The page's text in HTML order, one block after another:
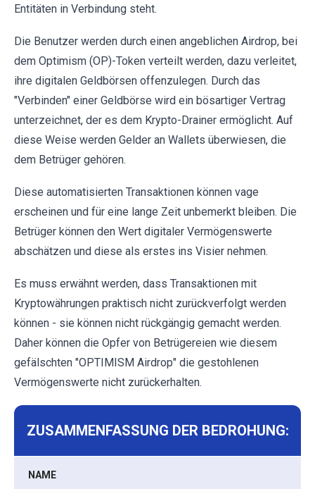
Entitäten in Verbindung steht.
Die Benutzer werden durch einen angeblichen Airdrop, bei
dem Optimism (OP)-Token verteilt werden, dazu verleitet,
ihre digitalen Geldbörsen offenzulegen. Durch das
"Verbinden" einer Geldbörse wird ein bösartiger Vertrag
unterzeichnet, der es dem Krypto-Drainer ermöglicht. Auf
diese Weise werden Gelder an Wallets überwiesen, die
dem Betrüger gehören.
Diese automatisierten Transaktionen können vage
erscheinen und für eine lange Zeit unbemerkt bleiben. Die
Betrüger können den Wert digitaler Vermögenswerte
abschätzen und diese als erstes ins Visier nehmen.
Es muss erwähnt werden, dass Transaktionen mit
Kryptowährungen praktisch nicht zurückverfolgt werden
können - sie können nicht rückgängig gemacht werden.
Daher können die Opfer von Betrügereien wie diesem
gefälschten "OPTIMISM Airdrop" die gestohlenen
Vermögenswerte nicht zurückerhalten.
ZUSAMMENFASSUNG DER BEDROHUNG:
NAME